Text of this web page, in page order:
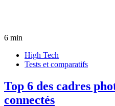
6 min
High Tech
Tests et comparatifs
Top 6 des cadres
connectés